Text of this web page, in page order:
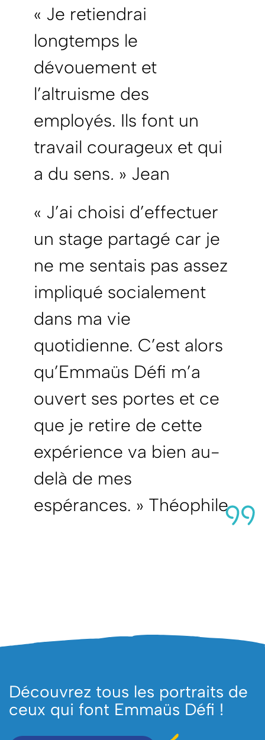
« Je retiendrai
longtemps le
dévouement et
l’altruisme des
employés. Ils font un
travail courageux et qui
a du sens. » Jean
« J’ai choisi d’effectuer
un stage partagé car je
ne me sentais pas assez
impliqué socialement
dans ma vie
quotidienne. C’est alors
qu’Emmaüs Défi m’a
ouvert ses portes et ce
que je retire de cette
expérience va bien au-
delà de mes
espérances. » Théophile
Découvrez tous les portraits de
ceux qui font Emmaüs Défi !